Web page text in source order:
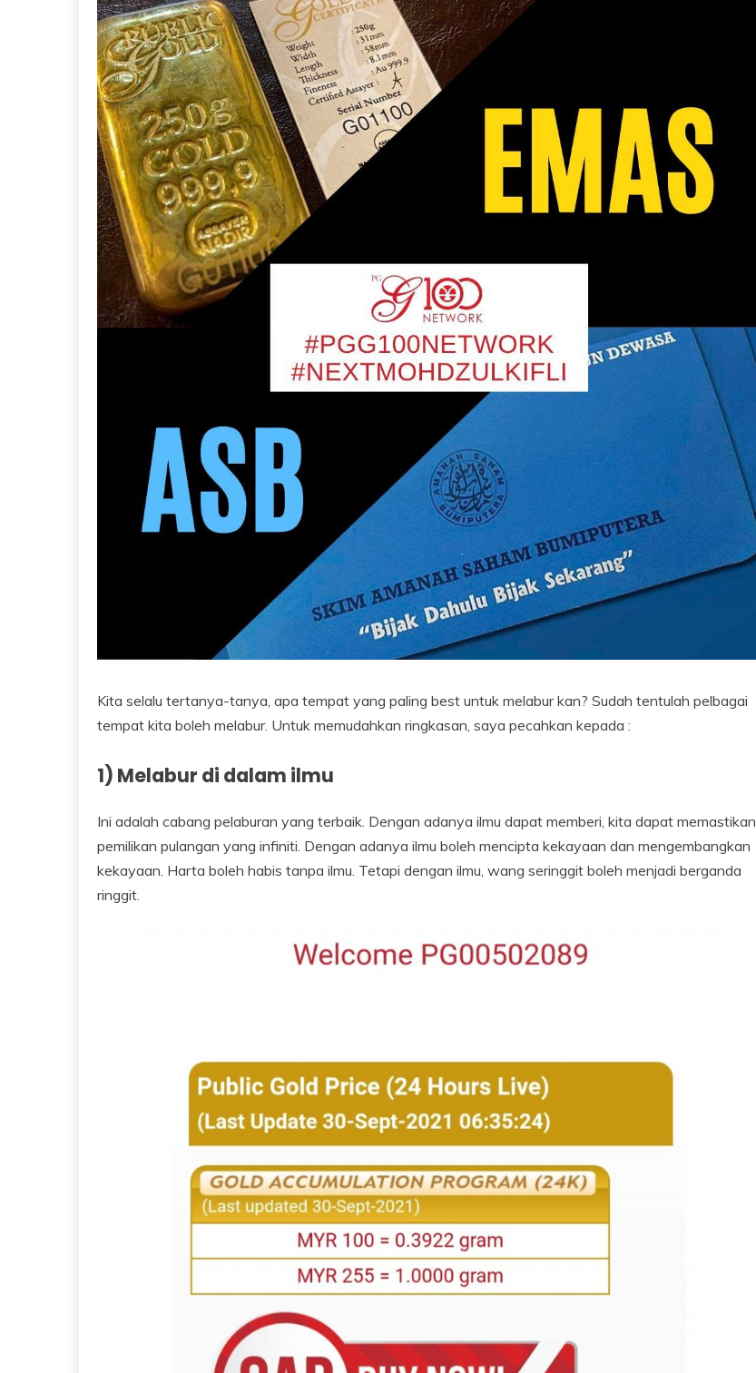
Kita selalu tertanya-tanya, apa tempat yang paling best untuk melabur kan? Sudah tentulah pelbagai
tempat kita boleh melabur. Untuk memudahkan ringkasan, saya pecahkan kepada :
1) Melabur di dalam ilmu
Ini adalah cabang pelaburan yang terbaik. Dengan adanya ilmu dapat memberi, kita dapat memastikan
pemilikan pulangan yang infiniti. Dengan adanya ilmu boleh mencipta kekayaan dan mengembangkan
kekayaan. Harta boleh habis tanpa ilmu. Tetapi dengan ilmu, wang seringgit boleh menjadi berganda
ringgit.